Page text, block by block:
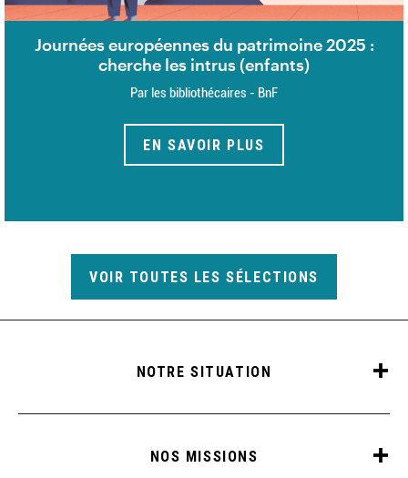
Journées européennes du patrimoine 2025 :
cherche les intrus (enfants)
Par les bibliothécaires - BnF
EN SAVOIR PLUS
VOIR TOUTES LES SÉLECTIONS
NOTRE SITUATION
NOS MISSIONS